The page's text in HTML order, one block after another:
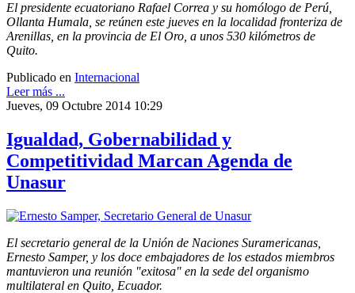
El presidente ecuatoriano Rafael Correa y su homólogo de Perú,
Ollanta Humala, se reúnen este jueves en la localidad fronteriza de
Arenillas, en la provincia de El Oro, a unos 530 kilómetros de
Quito.
Publicado en Internacional
Leer más ...
Jueves, 09 Octubre 2014 10:29
Igualdad, Gobernabilidad y
Competitividad Marcan Agenda de
Unasur
El secretario general de la Unión de Naciones Suramericanas,
Ernesto Samper, y los doce embajadores de los estados miembros
mantuvieron una reunión "exitosa" en la sede del organismo
multilateral en Quito, Ecuador.